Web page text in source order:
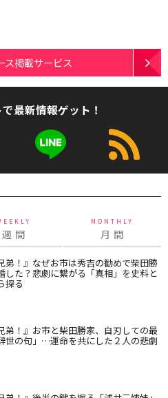
ス掲載サービス
最新情報ゲット！
週 間
MONTHLY
月 間
弟！』なぜお市は秀吉の勧めで柴田勝
した？悲劇に繋がる「真相」を史料と
探る
弟！』お市と柴田勝家、自刃しての最
世の句」…運命を共にした２人の悲劇